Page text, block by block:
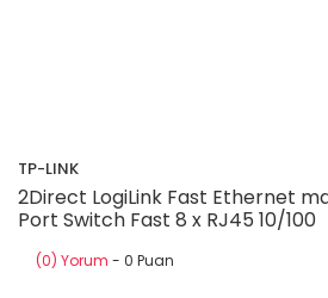
TP-LINK
2Direct LogiLink Fast Ethernet
Port Switch Fast 8 x RJ45 10/100
(0) Yorum - 0 Puan